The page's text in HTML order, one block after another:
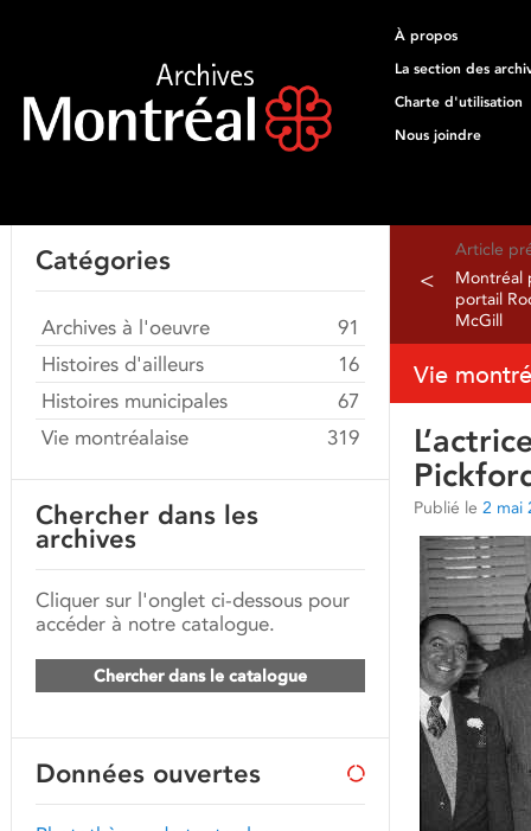
À propos
La section des
Charte d'utilisation
Nous joindre
Article
<
Montréal
portail
McGill
Vie
Publié le 2 mai
Catégories
Archives à l'oeuvre
91
Histoires d'ailleurs
16
Histoires municipales
67
Vie montréalaise
319
Chercher dans les
archives
Cliquer sur l'onglet ci-dessous pour
accéder à notre catalogue.
Chercher dans le catalogue
Données ouvertes